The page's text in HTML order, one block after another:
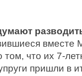
вместе
что их 7-
пришли в